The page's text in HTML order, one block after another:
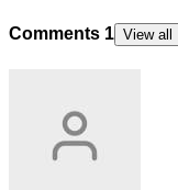
Comments 1 View all